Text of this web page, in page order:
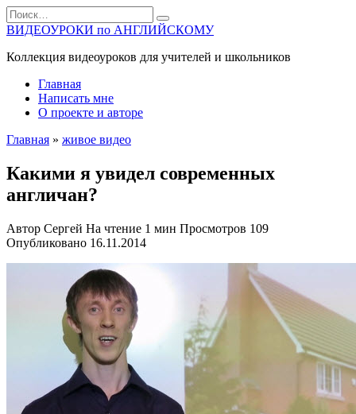
Перейти
к
содержанию
Search
for:
ВИДЕОУРОКИ по АНГЛИЙСКОМУ
Коллекция видеоуроков для учителей и школьников
Главная
Написать мне
О проекте и авторе
Главная » живое видео
Какими я увидел современных
англичан?
Автор Сергей На чтение 1 мин Просмотров 109
Опубликовано 16.11.2014